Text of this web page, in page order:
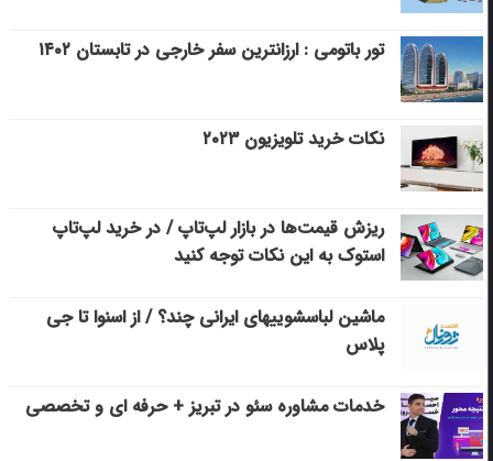
تور باتومی : ارزانترین سفر خارجی در تابستان ۱۴۰۲
نکات خرید تلویزیون ۲۰۲۳
ریزش قیمت‌ها در بازار لپ‌تاپ / در خرید لپ‌تاپ
استوک به این نکات توجه کنید
ماشین لباسشویی‎های ایرانی چند؟ / از اسنوا تا جی
پلاس
خدمات مشاوره سئو در تبریز + حرفه ای و تخصصی